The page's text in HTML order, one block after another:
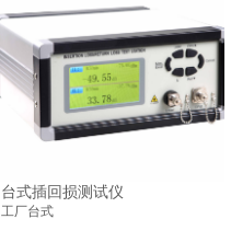
台式插回损测试仪
工厂台式